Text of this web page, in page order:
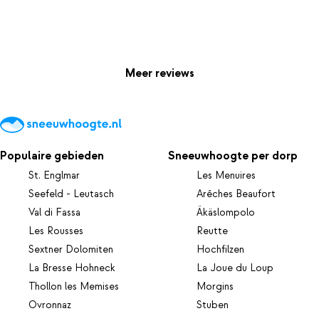
Meer reviews
Populaire gebieden
St. Englmar
Seefeld - Leutasch
Val di Fassa
Les Rousses
Sextner Dolomiten
La Bresse Hohneck
Thollon les Memises
Ovronnaz
Sneeuwhoogte per dorp
Les Menuires
Arêches Beaufort
Äkäslompolo
Reutte
Hochfilzen
La Joue du Loup
Morgins
Stuben